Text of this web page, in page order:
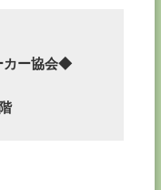
ー協会◆